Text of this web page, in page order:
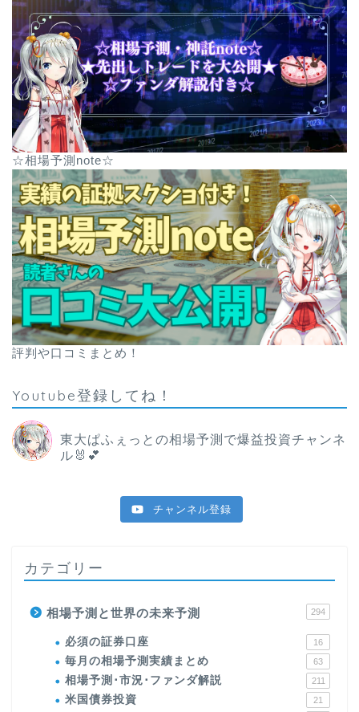
☆相場予測note☆
評判や口コミまとめ！
Youtube登録してね！
東大ぱふぇっとの相場予測で爆益投資チャンネ
ル🐰💕
チャンネル登録
カテゴリー
相場予測と世界の未来予測 294
必須の証券口座 16
毎月の相場予測実績まとめ 63
相場予測･市況･ファンダ解説 211
米国債券投資 21